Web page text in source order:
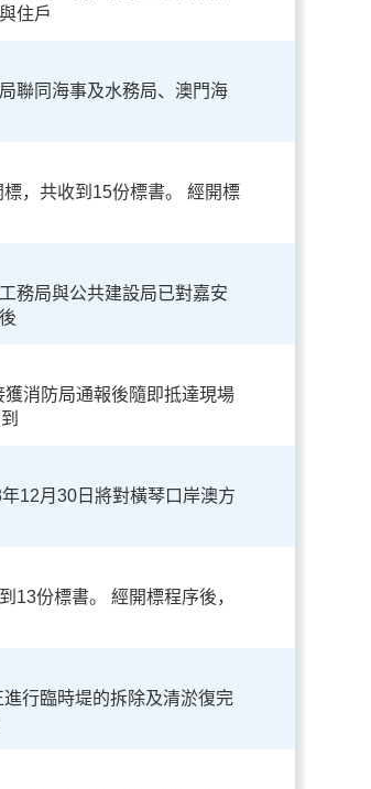
住戶
聯同海事及水務局、澳門海
，共收到15份標書。 經開標
務局與公共建設局已對嘉安
消防局通報後隨即抵達現場
12月30日將對橫琴口岸澳方
13份標書。 經開標程序後，
行臨時堤的拆除及清淤復完